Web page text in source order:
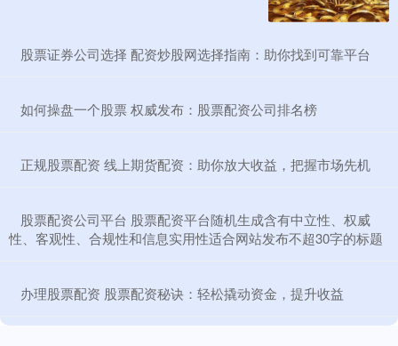
​股票证券公司选择 配资炒股网选择指南：助你找到可靠平台
​如何操盘一个股票 权威发布：股票配资公司排名榜
​正规股票配资 线上期货配资：助你放大收益，把握市场先机
​股票配资公司平台 股票配资平台随机生成含有中立性、权威
性、客观性、合规性和信息实用性适合网站发布不超30字的标题
​办理股票配资 股票配资秘诀：轻松撬动资金，提升收益